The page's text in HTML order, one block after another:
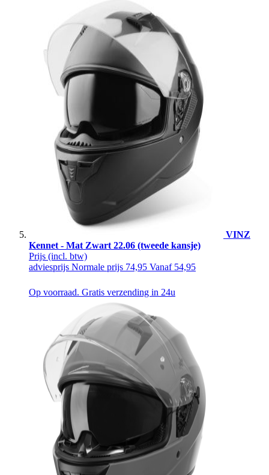
VINZ
Kennet - Mat Zwart 22.06 (tweede kansje)
Prijs (incl. btw)
adviesprijs Normale prijs 74,95 Vanaf 54,95
Op voorraad. Gratis verzending in 24u